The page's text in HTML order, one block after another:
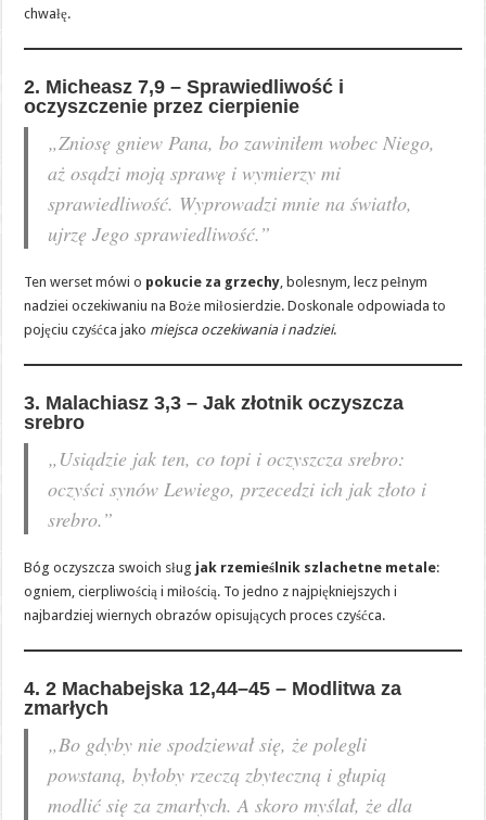
chwałę.
2. Micheasz 7,9 – Sprawiedliwość i
oczyszczenie przez cierpienie
„Zniosę gniew Pana, bo zawiniłem wobec Niego,
aż osądzi moją sprawę i wymierzy mi
sprawiedliwość. Wyprowadzi mnie na światło,
ujrzę Jego sprawiedliwość.”
Ten werset mówi o pokucie za grzechy, bolesnym, lecz pełnym
nadziei oczekiwaniu na Boże miłosierdzie. Doskonale odpowiada to
pojęciu czyśćca jako miejsca oczekiwania i nadziei.
3. Malachiasz 3,3 – Jak złotnik oczyszcza
srebro
„Usiądzie jak ten, co topi i oczyszcza srebro:
oczyści synów Lewiego, przecedzi ich jak złoto i
srebro.”
Bóg oczyszcza swoich sług jak rzemieślnik szlachetne metale:
ogniem, cierpliwością i miłością. To jedno z najpiękniejszych i
najbardziej wiernych obrazów opisujących proces czyśćca.
4. 2 Machabejska 12,44–45 – Modlitwa za
zmarłych
„Bo gdyby nie spodziewał się, że polegli
powstaną, byłoby rzeczą zbyteczną i głupią
modlić się za zmarłych. A skoro myślał, że dla